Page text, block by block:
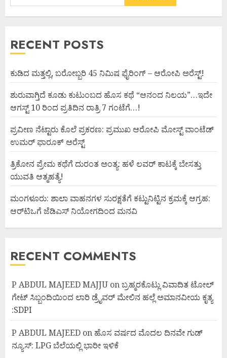
RECENT POSTS
ಕುಡಿದ ಮತ್ತಲ್ಲಿ, ಬರೋಬ್ಬರಿ 45 ನಿಮಿಷ ಫೈರಿಂಗ್ – ಆರೋಪಿ ಅರೆಸ್ಟ್!
ಶುರುವಾಗ್ತಿದೆ ಕೂಡು ಕುಟುಂಬದ ಹೊಸ ಕಥೆ “ಆನಂದ ನಿಲಯ”…ಇದೇ
ಆಗಸ್ಟ್ 10 ರಿಂದ ಪ್ರತಿದಿನ ರಾತ್ರಿ 7 ಗಂಟೆಗೆ…!
ಪ್ರವೀಣ ನೆಟ್ಟಾರು ಕೊಲೆ ಪ್ರಕರಣ: ಪ್ರಮುಖ ಆರೋಪಿ ಮೋಸ್ಟ್ ವಾಂಟೆಡ್
ಉಮರ್ ಫಾರೂಕ್ ಅರೆಸ್ಟ್
ತ್ರಿಕೋನ ಪ್ರೇಮ ಕಥೆಗೆ ದುರಂತ ಅಂತ್ಯ: ಹಳೆ ಲವರ್ ಕಾಟಕ್ಕೆ ಬೇಸತ್ತು
ಯುವತಿ ಆತ್ಮಹತ್ಯೆ!
ಮಂಗಳೂರು: ಶಾಲಾ ವಾಹನಗಳ ಸುರಕ್ಷತೆಗೆ ಕಟ್ಟುನಿಟ್ಟಿನ ಕ್ರಮಕ್ಕೆ ಆಗ್ರಹ:
ಆರ್‌ಟಿಒಗೆ ಜೆಡಿಎಸ್ ನಿಯೋಗದಿಂದ ಮನವಿ
RECENT COMMENTS
P ABDUL MAJEED MAJJU onಬ್ರಹ್ಮರಕೊಟ್ಲು ವಿವಾದಿತ ಟೋಲ್
ಗೇಟ್ ಸಿಬ್ಬಂದಿಯಿಂದ ಲಾರಿ ಡ್ರೈವರ್ ಮೇಲಿನ ಹಲ್ಲೆ ಅಮಾನವೀಯ ಕೃತ್ಯ
:SDPI
P ABDUL MAJEED on ಹೊಸ ವರ್ಷದ ಮೊದಲ ದಿನವೇ ಗುಡ್
ನ್ಯೂಸ್: LPG ಬೆಲೆಯಲ್ಲಿ ಭಾರೀ ಇಳಿಕೆ